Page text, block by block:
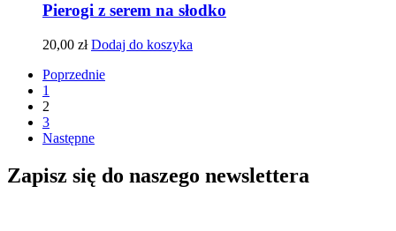
Pierogi z serem na słodko
20,00 zł Dodaj do koszyka
Poprzednie
1
2
3
Następne
Zapisz się do naszego newslettera